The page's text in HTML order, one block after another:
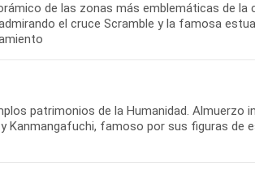
de las zonas más emblemáticas de la
el cruce Scramble y la famosa
patrimonios de la Humanidad. Almuerzo
Kanmangafuchi, famoso por sus figuras de